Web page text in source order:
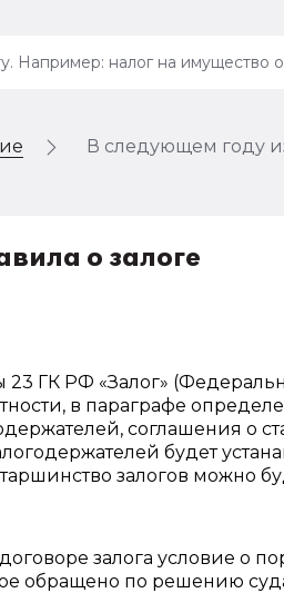
В следующем году
о залоге
ГК РФ «Залог»
в параграфе
соглашения о
будет
залогов можно
залога условие о
обращено по решению